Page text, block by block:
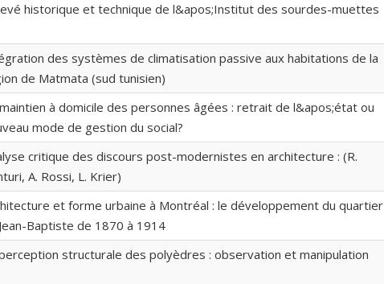
historique et technique de l&apos;Institut des sourdes-muettes
des systèmes de climatisation passive aux habitations de la
de Matmata (sud tunisien)
à domicile des personnes âgées : retrait de l&apos;état ou
mode de gestion du social?
critique des discours post-modernistes en architecture : (R.
A. Rossi, L. Krier)
et forme urbaine à Montréal : le développement du quartier
Baptiste de 1870 à 1914
structurale des polyèdres : observation et manipulation